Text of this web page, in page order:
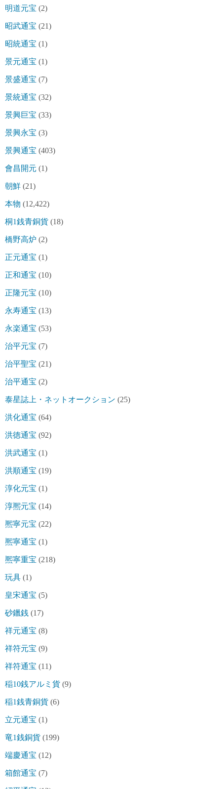
明道元宝 (2)
昭武通宝 (21)
昭統通宝 (1)
景元通宝 (1)
景盛通宝 (7)
景統通宝 (32)
景興巨宝 (33)
景興永宝 (3)
景興通宝 (403)
會昌開元 (1)
朝鮮 (21)
本物 (12,422)
桐1銭青銅貨 (18)
橋野高炉 (2)
正元通宝 (1)
正和通宝 (10)
正隆元宝 (10)
永寿通宝 (13)
永楽通宝 (53)
治平元宝 (7)
治平聖宝 (21)
治平通宝 (2)
泰星誌上・ネットオークション (25)
洪化通宝 (64)
洪徳通宝 (92)
洪武通宝 (1)
洪順通宝 (19)
淳化元宝 (1)
淳熈元宝 (14)
熈寧元宝 (22)
熈寧通宝 (1)
熈寧重宝 (218)
玩具 (1)
皇宋通宝 (5)
砂鑞銭 (17)
祥元通宝 (8)
祥符元宝 (9)
祥符通宝 (11)
稲10銭アルミ貨 (9)
稲1銭青銅貨 (6)
立元通宝 (1)
竜1銭銅貨 (199)
端慶通宝 (12)
箱館通宝 (7)